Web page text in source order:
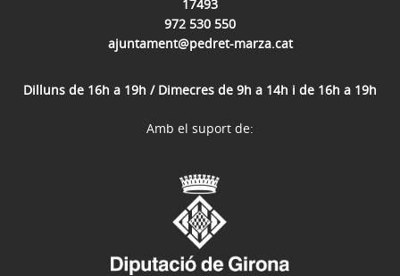
17493
972 530 550
ajuntament@pedret-marza.cat
Dilluns de 16h a 19h / Dimecres de 9h a 14h i de 16h a 19h
Amb el suport de: